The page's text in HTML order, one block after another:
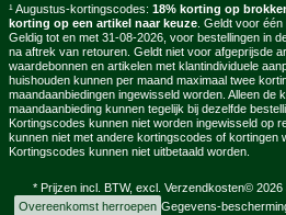
¹ Augustus-kortingscodes: 18% korting op
korting op een artikel naar keuze . Geldt voor
Geldig tot en met 31-08-2026, voor bestellingen in
na aftrek van retouren. Geldt niet voor afgeprijsde
waardebonnen en artikelen met klantindividuele
huishouden kunnen per maand maximaal twee
maandaanbiedingen ingewisseld worden. Alleen de
maandaanbieding kunnen tegelijk bij dezelfde
Kortingscodes kunnen niet worden ingewisseld op
kunnen niet met andere kortingscodes of kortingen
Kortingscodes kunnen niet uitbetaald worden.
* Prijzen incl. BTW, excl. Verzendkosten© 2026
Overeenkomst herroepen Gegevens-